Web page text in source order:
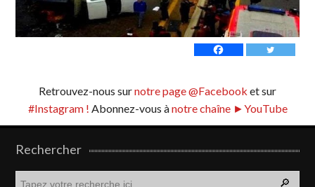
Retrouvez-nous surnotre page @Facebook et sur
#Instagram ! Abonnez-vous ànotre chaîne ►YouTube
Rechercher